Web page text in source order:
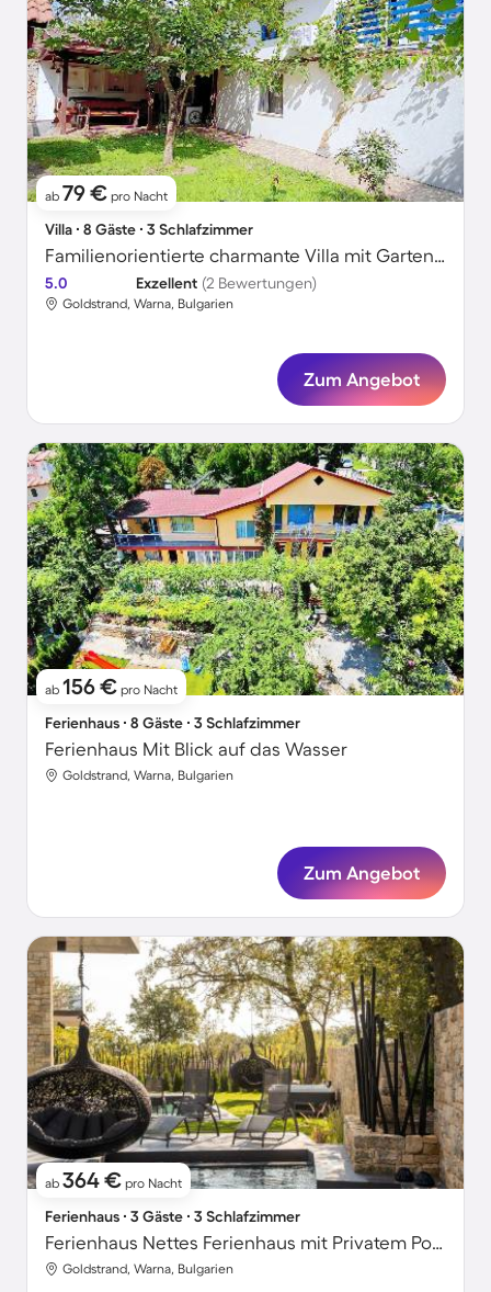
ab 79 € pro Nacht
Villa ∙ 8 Gäste ∙ 3 Schlafzimmer
Familienorientierte charmante Villa mit Garten, Grill und Terrasse | Naturblick | Haustiere sind willkommen
5.0 Exzellent (2 Bewertungen)
Goldstrand, Warna, Bulgarien
Zum Angebot
ab 156 € pro Nacht
Ferienhaus ∙ 8 Gäste ∙ 3 Schlafzimmer
Ferienhaus Mit Blick auf das Wasser
Goldstrand, Warna, Bulgarien
Zum Angebot
ab 364 € pro Nacht
Ferienhaus ∙ 3 Gäste ∙ 3 Schlafzimmer
Ferienhaus Nettes Ferienhaus mit Privatem Pool
Goldstrand, Warna, Bulgarien